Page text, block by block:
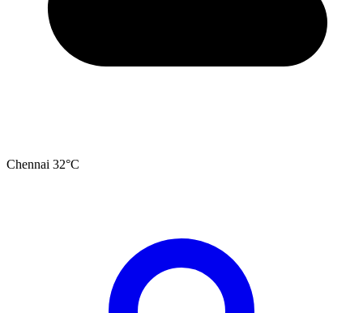
Chennai 32°C